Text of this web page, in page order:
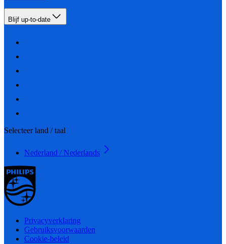
Blijf up-to-date
Selecteer land / taal
Nederland / Nederlands
Privacyverklaring
Gebruiksvoorwaarden
Cookie-beleid